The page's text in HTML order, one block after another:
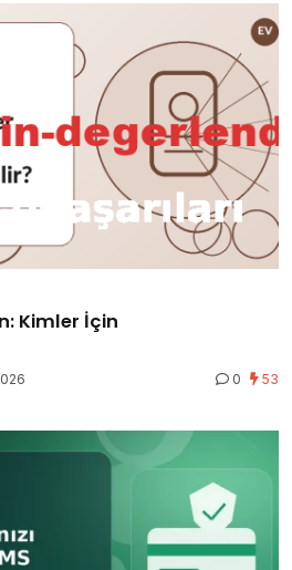
Kimler İçin
0 53